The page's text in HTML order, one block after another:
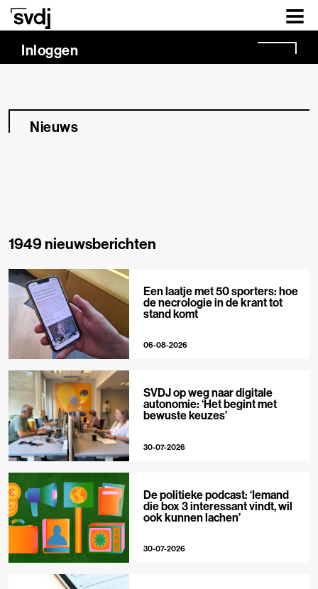
Naar hoofdinhoud
Inloggen
Nieuws
1949 nieuwsberichten
Een laatje met 50 sporters: hoe
de necrologie in de krant tot
stand komt
06-08-2026
SVDJ op weg naar digitale
autonomie: ‘Het begint met
bewuste keuzes’
30-07-2026
De politieke podcast: ‘Iemand
die box 3 interessant vindt, wil
ook kunnen lachen’
30-07-2026